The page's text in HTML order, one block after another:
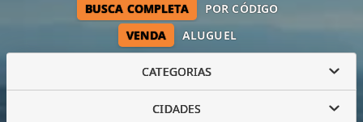
VENDA ALUGUEL
BUSCA COMPLETA POR CÓDIGO
CATEGORIAS
CIDADES